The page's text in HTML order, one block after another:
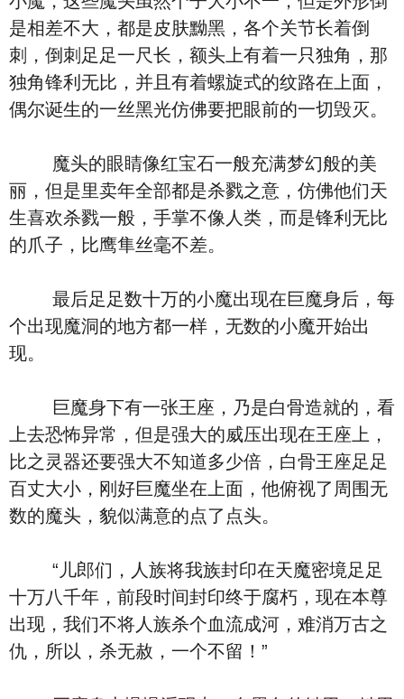
是相差不大，都是皮肤黝黑，各个关节长着倒
刺，倒刺足足一尺长，额头上有着一只独角，那
独角锋利无比，并且有着螺旋式的纹路在上面，
偶尔诞生的一丝黑光仿佛要把眼前的一切毁灭。
魔头的眼睛像红宝石一般充满梦幻般的美
丽，但是里卖年全部都是杀戮之意，仿佛他们天
生喜欢杀戮一般，手掌不像人类，而是锋利无比
的爪子，比鹰隼丝毫不差。
最后足足数十万的小魔出现在巨魔身后，每
个出现魔洞的地方都一样，无数的小魔开始出
现。
巨魔身下有一张王座，乃是白骨造就的，看
上去恐怖异常，但是强大的威压出现在王座上，
比之灵器还要强大不知道多少倍，白骨王座足足
百丈大小，刚好巨魔坐在上面，他俯视了周围无
数的魔头，貌似满意的点了点头。
“儿郎们，人族将我族封印在天魔密境足足
十万八千年，前段时间封印终于腐朽，现在本尊
出现，我们不将人族杀个血流成河，难消万古之
仇，所以，杀无赦，一个不留！”